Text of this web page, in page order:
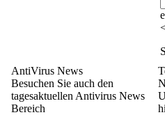
AntiVirus News
Besuchen Sie auch den
tagesaktuellen Antivirus News
Bereich